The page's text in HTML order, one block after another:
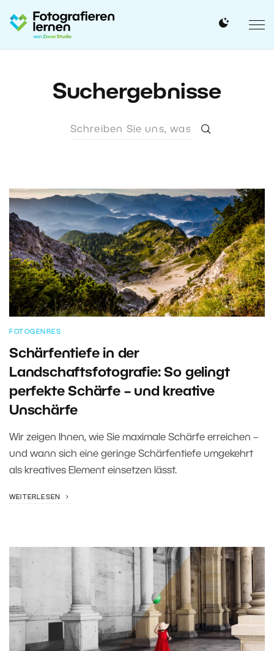
Suchergebnisse
FOTOGENRES
Schärfentiefe in der
Landschaftsfotografie: So gelingt
perfekte Schärfe – und kreative
Unschärfe
Wir zeigen Ihnen, wie Sie maximale Schärfe erreichen –
und wann sich eine geringe Schärfentiefe umgekehrt
als kreatives Element einsetzen lässt.
WEITERLESEN